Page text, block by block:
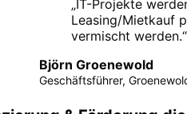
„IT-Projekte
Leasing/Mietkauf
vermischt werden.“
Björn Groenewold
Geschäftsführer,